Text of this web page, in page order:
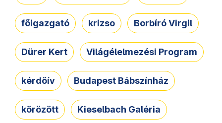
főigazgató krizso Borbíró Virgil
Dürer Kert Világélelmezési Program
kérdőív Budapest Bábszínház
körözött Kieselbach Galéria